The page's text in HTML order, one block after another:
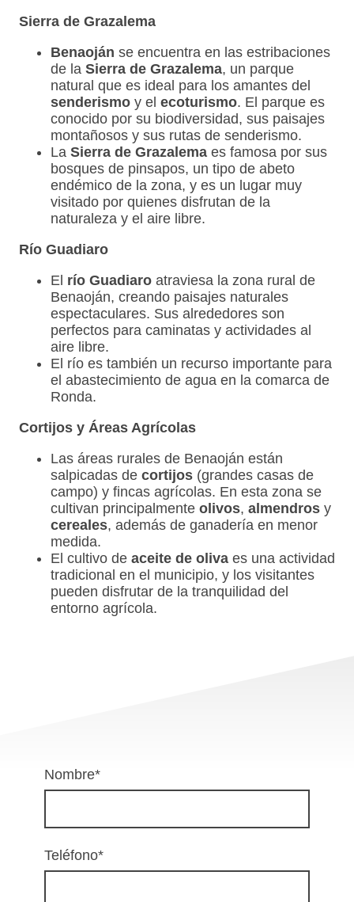
Sierra de Grazalema
Benaoján se encuentra en las estribaciones
de la Sierra de Grazalema, un parque
natural que es ideal para los amantes del
senderismo y el ecoturismo. El parque es
conocido por su biodiversidad, sus paisajes
montañosos y sus rutas de senderismo.
La Sierra de Grazalema es famosa por sus
bosques de pinsapos, un tipo de abeto
endémico de la zona, y es un lugar muy
visitado por quienes disfrutan de la
naturaleza y el aire libre.
Río Guadiaro
El río Guadiaro atraviesa la zona rural de
Benaoján, creando paisajes naturales
espectaculares. Sus alrededores son
perfectos para caminatas y actividades al
aire libre.
El río es también un recurso importante para
el abastecimiento de agua en la comarca de
Ronda.
Cortijos y Áreas Agrícolas
Las áreas rurales de Benaoján están
salpicadas de cortijos (grandes casas de
campo) y fincas agrícolas. En esta zona se
cultivan principalmente olivos, almendros y
cereales, además de ganadería en menor
medida.
El cultivo de aceite de oliva es una actividad
tradicional en el municipio, y los visitantes
pueden disfrutar de la tranquilidad del
entorno agrícola.
Nombre*
Teléfono*